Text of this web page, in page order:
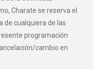
Charate se reserva el
de cualquiera de las
programación
cambio en